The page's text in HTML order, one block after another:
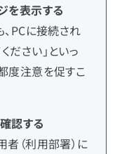
を表示する
PCに接続され
ださい」といっ
度注意を促すこ
認する
（利用部署）に